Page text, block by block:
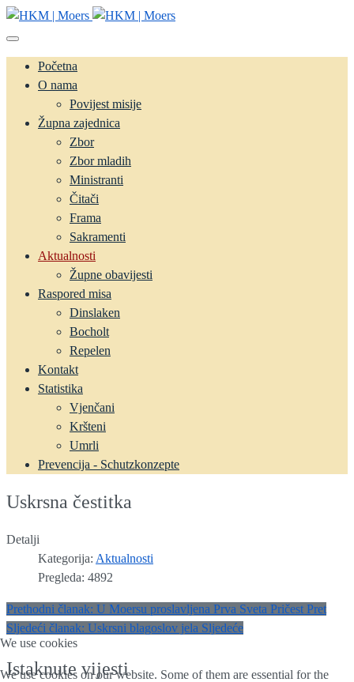
Početna
O nama
Povijest misije
Župna zajednica
Zbor
Zbor mladih
Ministranti
Čitači
Frama
Sakramenti
Aktualnosti
Župne obavijesti
Raspored misa
Dinslaken
Bocholt
Repelen
Kontakt
Statistika
Vjenčani
Kršteni
Umrli
Prevencija - Schutzkonzepte
Uskrsna čestitka
Detalji
Kategorija: Aktualnosti
Pregleda: 4892
Prethodni članak: U Moersu proslavljena Prva Sveta Pričest Pret
Sljedeći članak: Uskrsni blagoslov jela Sljedeće
Istaknute vijesti
We use cookies
We use cookies on our website. Some of them are essential for the